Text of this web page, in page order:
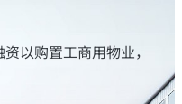
以购置工商用物业，